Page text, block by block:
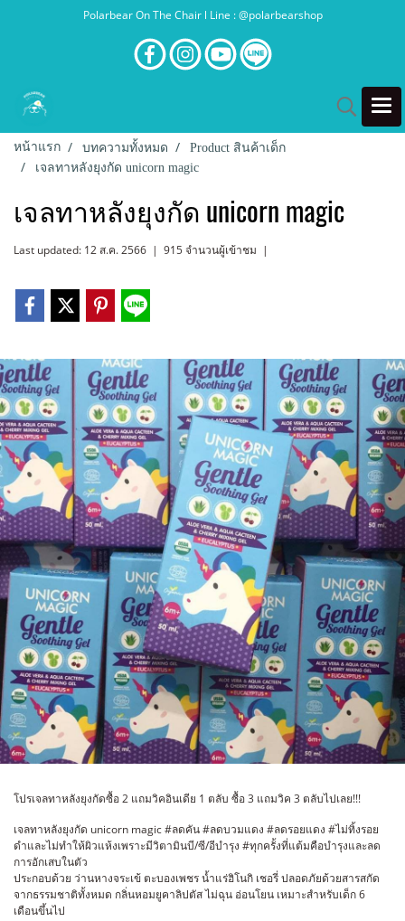
Polarbear On The Chair l Line : @polarbearshop
หน้าแรก บทความทั้งหมด
Product สินค้าเด็ก
เจลทาหลังยุงกัด unicorn magic
เจลทาหลังยุงกัด unicorn magic
Last updated: 12 ส.ค. 2566 | 915 จำนวนผู้เข้าชม |
โปรเจลทาหลังยุงกัดซื้อ 2 แถมวิคอินเดีย 1 ตลับ ซื้อ 3 แถมวิค 3 ตลับไปเลย!!!
เจลทาหลังยุงกัด unicorn magic #ลดคัน #ลดบวมแดง #ลดรอยแดง #ไม่ทิ้งรอย
ดำและไม่ทำให้ผิวแห้งเพราะมีวิตามินบี/ซี/อีบำรุง #ทุกครั้งที่แต้มคือบำรุงและลด
การอักเสบในตัว
ประกอบด้วย ว่านหางจระเข้ ตะบองเพชร น้ำแร่ฮิโนกิ เชอรี่ ปลอดภัยด้วยสารสกัด
จากธรรมชาติทั้งหมด กลิ่นหอมยูคาลิปตัส ไม่ฉุน อ่อนโยน เหมาะสำหรับเด็ก 6
เดือนขึ้นไป